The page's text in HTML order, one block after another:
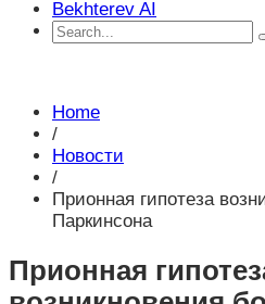
Bekhterev AI
Home
/
Новости
/
Прионная гипотеза
Паркинсона
Прионная